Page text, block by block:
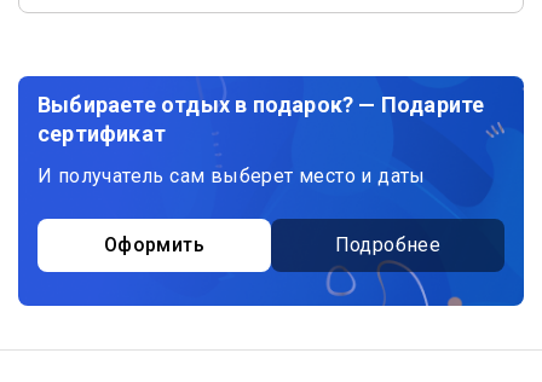
Выбираете отдых в подарок? — Подарите
сертификат
И получатель сам выберет место и даты
Оформить Подробнее